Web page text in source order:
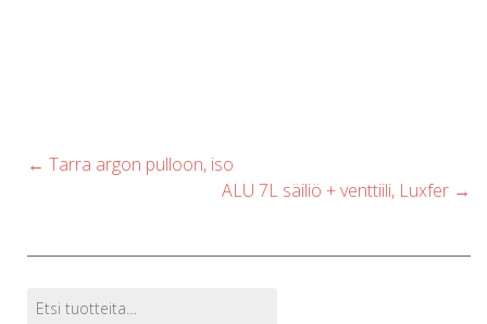
the
page
Post
← Tarra argon pulloon, iso
ALU 7L säiliö + venttiili, Luxfer →
Tuotehaku
Etsi: